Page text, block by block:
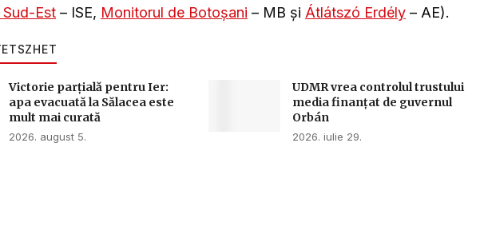
Sud-Est – ISE, Monitorul de Botoșani – MB și Átlátszó Erdély – AE).
Victorie parțială pentru Ier:
apa evacuată la Sălacea este
mult mai curată
2026. august 5.
UDMR vrea controlul trustului
media finanțat de guvernul
Orbán
2026. iulie 29.